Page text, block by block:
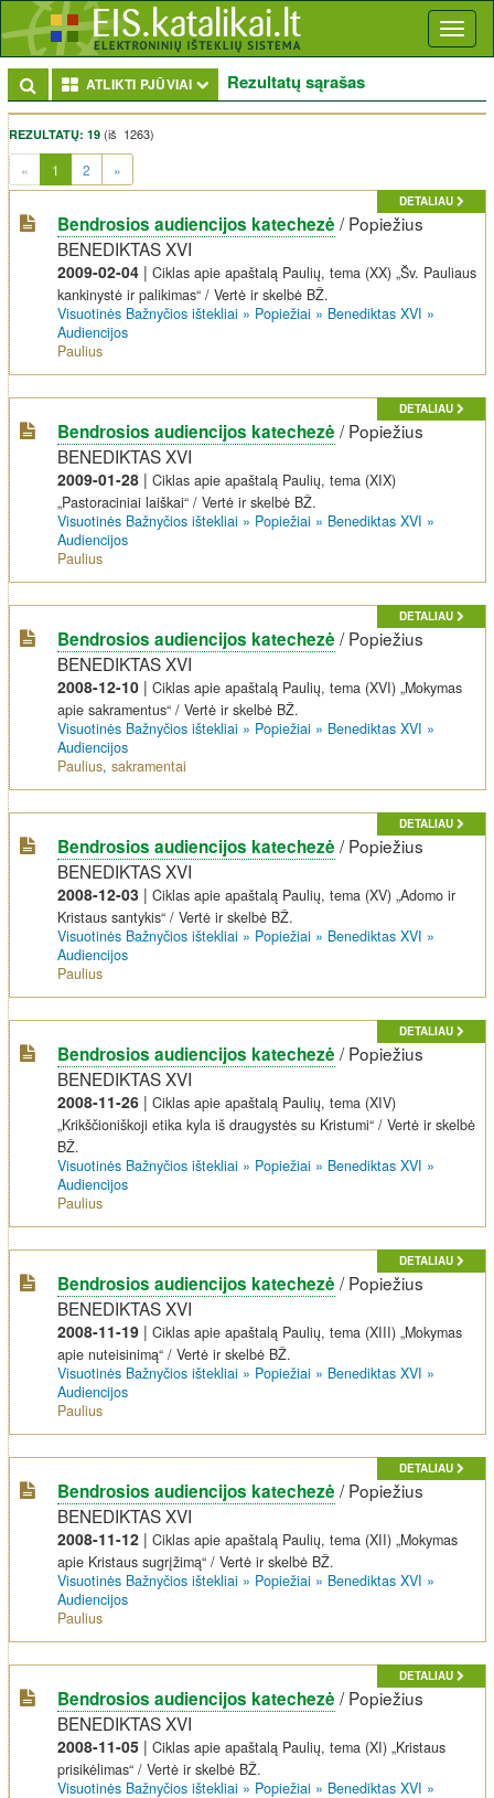
ATLIKTI PJŪVIAI Toggle Dropdown
Rezultatų sąrašas
REZULTATŲ: 19 (iš 1263)
« 1 (current)
2 »
DETALIAU
Bendrosios audiencijos katechezė /Popiežius
BENEDIKTAS XVI
2009-02-04 |Ciklas apie apaštalą Paulių, tema (XX) „Šv. Pauliaus
kankinystė ir palikimas“ / Vertė ir skelbė BŽ.
Visuotinės Bažnyčios ištekliai » Popiežiai » Benediktas XVI »
Audiencijos
Paulius
DETALIAU
Bendrosios audiencijos katechezė /Popiežius
BENEDIKTAS XVI
2009-01-28 |Ciklas apie apaštalą Paulių, tema (XIX)
„Pastoraciniai laiškai“ / Vertė ir skelbė BŽ.
Visuotinės Bažnyčios ištekliai » Popiežiai » Benediktas XVI »
Audiencijos
Paulius
DETALIAU
Bendrosios audiencijos katechezė /Popiežius
BENEDIKTAS XVI
2008-12-10 |Ciklas apie apaštalą Paulių, tema (XVI) „Mokymas
apie sakramentus“ / Vertė ir skelbė BŽ.
Visuotinės Bažnyčios ištekliai » Popiežiai » Benediktas XVI »
Audiencijos
Paulius,sakramentai
DETALIAU
Bendrosios audiencijos katechezė /Popiežius
BENEDIKTAS XVI
2008-12-03 |Ciklas apie apaštalą Paulių, tema (XV) „Adomo ir
Kristaus santykis“ / Vertė ir skelbė BŽ.
Visuotinės Bažnyčios ištekliai » Popiežiai » Benediktas XVI »
Audiencijos
Paulius
DETALIAU
Bendrosios audiencijos katechezė /Popiežius
BENEDIKTAS XVI
2008-11-26 |Ciklas apie apaštalą Paulių, tema (XIV)
„Krikščioniškoji etika kyla iš draugystės su Kristumi“ / Vertė ir skelbė
BŽ.
Visuotinės Bažnyčios ištekliai » Popiežiai » Benediktas XVI »
Audiencijos
Paulius
DETALIAU
Bendrosios audiencijos katechezė /Popiežius
BENEDIKTAS XVI
2008-11-19 |Ciklas apie apaštalą Paulių, tema (XIII) „Mokymas
apie nuteisinimą“ / Vertė ir skelbė BŽ.
Visuotinės Bažnyčios ištekliai » Popiežiai » Benediktas XVI »
Audiencijos
Paulius
DETALIAU
Bendrosios audiencijos katechezė /Popiežius
BENEDIKTAS XVI
2008-11-12 |Ciklas apie apaštalą Paulių, tema (XII) „Mokymas
apie Kristaus sugrįžimą“ / Vertė ir skelbė BŽ.
Visuotinės Bažnyčios ištekliai » Popiežiai » Benediktas XVI »
Audiencijos
Paulius
DETALIAU
Bendrosios audiencijos katechezė /Popiežius
BENEDIKTAS XVI
2008-11-05 |Ciklas apie apaštalą Paulių, tema (XI) „Kristaus
prisikėlimas“ / Vertė ir skelbė BŽ.
Visuotinės Bažnyčios ištekliai » Popiežiai » Benediktas XVI »